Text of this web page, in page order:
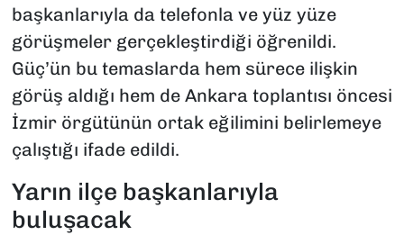
başkanlarıyla da telefonla ve yüz yüze
görüşmeler gerçekleştirdiği öğrenildi.
Güç’ün bu temaslarda hem sürece ilişkin
görüş aldığı hem de Ankara toplantısı öncesi
İzmir örgütünün ortak eğilimini belirlemeye
çalıştığı ifade edildi.
Yarın ilçe başkanlarıyla
buluşacak